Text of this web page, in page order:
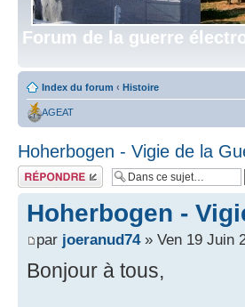
Forum de la guerre
Index du forum ‹ Histoire
AGEAT
Hoherbogen - Vigie de la
Répondre
Hoherbogen -
par joeranud74» Ven 19 Juin
Bonjour à tous,